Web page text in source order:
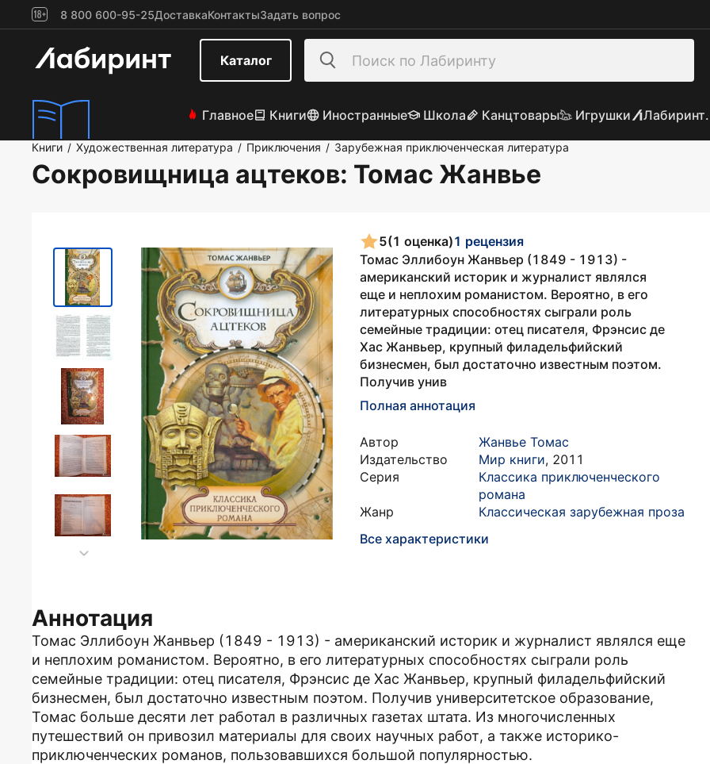
8 800 600-95-25ДоставкаКонтактыЗадать вопрос
Каталог
Главное Книги Иностранные Школа Канцтовары Игрушки
Книги / Художественная литература / Приключения / Зарубежная приключенческая литература
Сокровищница ацтеков: Томас Жанвье
5(1 оценка)1 рецензия
Томас Эллибоун Жанвьер (1849 - 1913) -
американский историк и журналист являлся
еще и неплохим романистом. Вероятно, в его
литературных способностях сыграли роль
семейные традиции: отец писателя, Фрэнсис де
Хас Жанвьер, крупный филадельфийский
бизнесмен, был достаточно известным поэтом.
Получив унив
Полная аннотация
Автор
Жанвье Томас
Издательство
Мир книги, 2011
Серия
Классика приключенческого
романа
Жанр
Классическая зарубежная проза
Все характеристики
Аннотация
Томас Эллибоун Жанвьер (1849 - 1913) - американский историк и журналист являлся еще
и неплохим романистом. Вероятно, в его литературных способностях сыграли роль
семейные традиции: отец писателя, Фрэнсис де Хас Жанвьер, крупный филадельфийский
бизнесмен, был достаточно известным поэтом. Получив университетское образование,
Томас больше десяти лет работал в различных газетах штата. Из многочисленных
путешествий он привозил материалы для своих научных работ, а также историко-
приключенческих романов, пользовавшихся большой популярностью.